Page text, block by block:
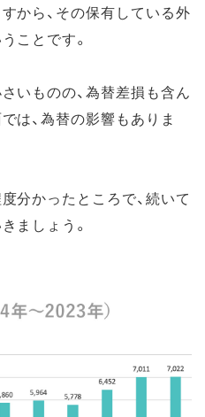
から、その保有している外
ことです。
いものの、為替差損も含ん
は、為替の影響もありま
分かったところで、続いて
ましょう。